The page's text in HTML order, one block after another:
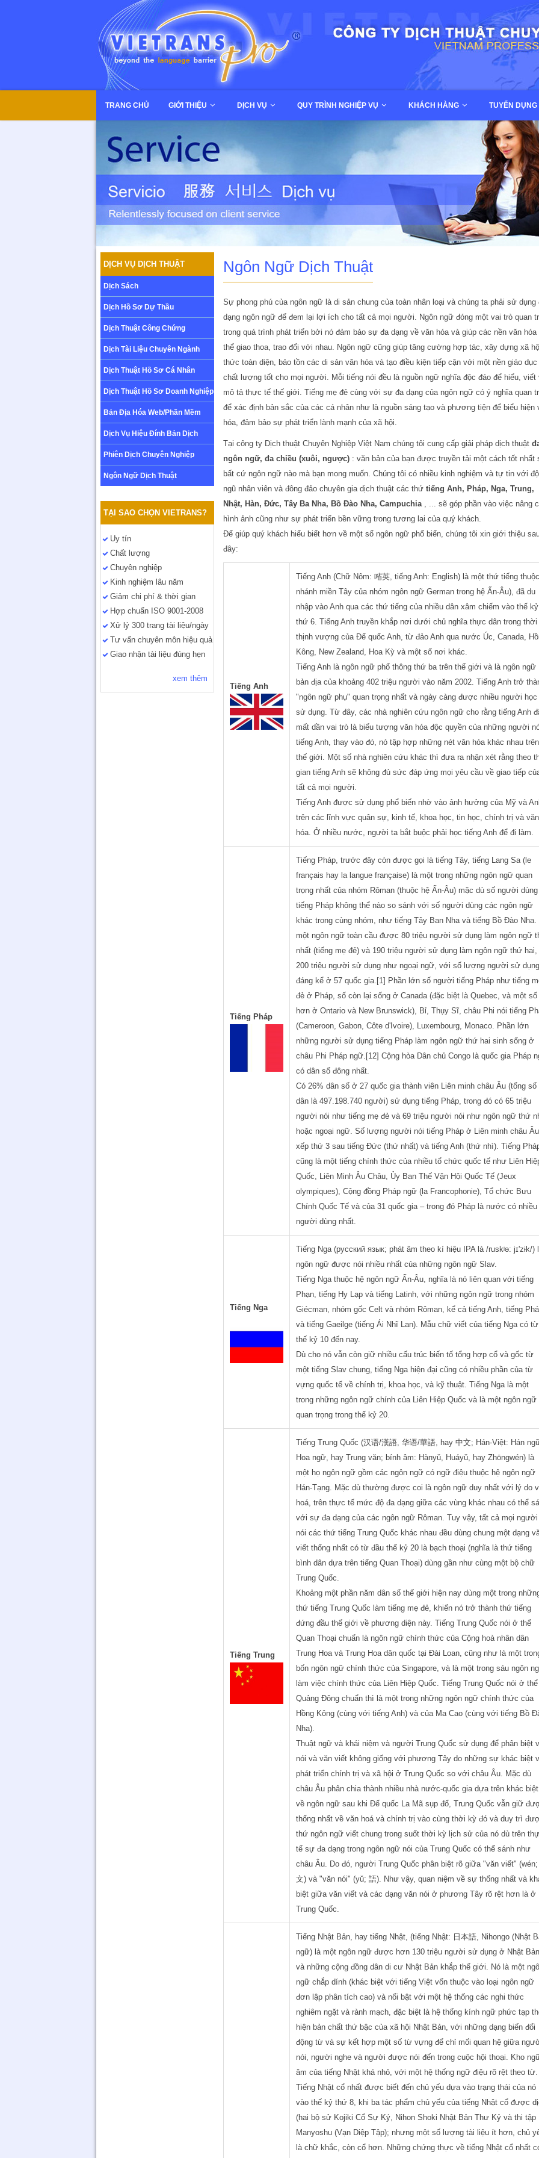
TRANG CHỦ GIỚI THIỆU DỊCH VỤ QUY TRÌNH NGHIỆP VỤ KHÁCH HÀNG TUYỂN DỤNG
DỊCH VỤ DỊCH THUẬT
Dịch Sách
Dịch Hồ Sơ Dự Thầu
Dịch Thuật Công Chứng
Dịch Tài Liệu Chuyên Ngành
Dịch Thuật Hồ Sơ Cá Nhân
Dịch Thuật Hồ Sơ Doanh Nghiệp
Bản Địa Hóa Web/Phần Mềm
Dịch Vụ Hiệu Đính Bản Dịch
Phiên Dịch Chuyên Nghiệp
Ngôn Ngữ Dịch Thuật
TẠI SAO CHỌN VIETRANS?
Uy tín
Chất lượng
Chuyên nghiệp
Kinh nghiệm lâu năm
Giảm chi phí & thời gian
Hợp chuẩn ISO 9001-2008
Xử lý 300 trang tài liệu/ngày
Tư vấn chuyên môn hiệu quả
Giao nhận tài liệu đúng hẹn
xem thêm
Ngôn Ngữ Dịch Thuật
Sự phong phú của ngôn ngữ là di sản chung của toàn nhân loại và chúng ta phải sử dụng
dạng ngôn ngữ để đem lại lợi ích cho tất cả mọi người. Ngôn ngữ đóng một vai trò quan
trong quá trình phát triển bởi nó đảm bảo sự đa dạng về văn hóa và giúp các nền văn hóa
thể giao thoa, trao đổi với nhau. Ngôn ngữ cũng giúp tăng cường hợp tác, xây dựng xã
thức toàn diện, bảo tồn các di sản văn hóa và tạo điều kiện tiếp cận với một nền giáo dục
chất lượng tốt cho mọi người. Mỗi tiếng nói đều là nguồn ngữ nghĩa độc đáo để hiểu, viết
mô tả thực tế thế giới. Tiếng mẹ đẻ cùng với sự đa dạng của ngôn ngữ có ý nghĩa quan
để xác định bản sắc của các cá nhân như là nguồn sáng tạo và phương tiện để biểu hiện
hóa, đảm bảo sự phát triển lành mạnh của xã hội.
Tại công ty Dịch thuật Chuyên Nghiệp Việt Nam chúng tôi cung cấp giải pháp dịch thuật
ngôn ngữ, đa chiều (xuôi, ngược) : văn bản của bạn được truyền tải một cách tốt nhất
bất cứ ngôn ngữ nào mà bạn mong muốn. Chúng tôi có nhiều kinh nghiệm và tự tin với
ngũ nhân viên và đông đảo chuyên gia dịch thuật các thứtiếng Anh, Pháp, Nga, Trung,
Nhật, Hàn, Đức, Tây Ba Nha, Bồ Đào Nha, Campuchia, ... sẽ góp phần vào việc nâng
hình ảnh cũng như sự phát triển bền vững trong tương lai của quý khách.
Để giúp quý khách hiểu biết hơn về một số ngôn ngữ phổ biến, chúng tôi xin giới thiệu
đây:
Tiếng Anh
Tiếng Anh (Chữ Nôm: 㗂英, tiếng Anh: English) là một thứ tiếng thuộc
nhánh miền Tây của nhóm ngôn ngữ German trong hệ Ấn-Âu), đã du
nhập vào Anh qua các thứ tiếng của nhiều dân xâm chiếm vào thế kỷ
thứ 6. Tiếng Anh truyền khắp nơi dưới chủ nghĩa thực dân trong
thịnh vượng của Đế quốc Anh, từ đảo Anh qua nước Úc, Canada,
Kông, New Zealand, Hoa Kỳ và một số nơi khác.
Tiếng Anh là ngôn ngữ phổ thông thứ ba trên thế giới và là ngôn ngữ
bản địa của khoảng 402 triệu người vào năm 2002. Tiếng Anh trở
"ngôn ngữ phụ" quan trọng nhất và ngày càng được nhiều người học
sử dụng. Từ đây, các nhà nghiên cứu ngôn ngữ cho rằng tiếng Anh
mất dần vai trò là biểu tượng văn hóa độc quyền của những người
tiếng Anh, thay vào đó, nó tập hợp những nét văn hóa khác nhau trên
thế giới. Một số nhà nghiên cứu khác thì đưa ra nhận xét rằng theo
gian tiếng Anh sẽ không đủ sức đáp ứng mọi yêu cầu về giao tiếp
tất cả mọi người.
Tiếng Anh được sử dụng phổ biến nhờ vào ảnh hưởng của Mỹ và
trên các lĩnh vực quân sự, kinh tế, khoa học, tin học, chính trị và văn
hóa. Ở nhiều nước, người ta bắt buộc phải học tiếng Anh để đi làm.
Tiếng Pháp
Tiếng Pháp, trước đây còn được gọi là tiếng Tây, tiếng Lang Sa (le
français hay la langue française) là một trong những ngôn ngữ quan
trọng nhất của nhóm Rôman (thuộc hệ Ấn-Âu) mặc dù số người dùng
tiếng Pháp không thể nào so sánh với số người dùng các ngôn ngữ
khác trong cùng nhóm, như tiếng Tây Ban Nha và tiếng Bồ Đào Nha.
một ngôn ngữ toàn cầu được 80 triệu người sử dụng làm ngôn ngữ
nhất (tiếng mẹ đẻ) và 190 triệu người sử dụng làm ngôn ngữ thứ
200 triệu người sử dụng như ngoại ngữ, với số lượng người sử dụng
đáng kể ở 57 quốc gia.[1] Phần lớn số người tiếng Pháp như tiếng
đẻ ở Pháp, số còn lại sống ở Canada (đặc biệt là Quebec, và một
hơn ở Ontario và New Brunswick), Bỉ, Thụy Sĩ, châu Phi nói tiếng
(Cameroon, Gabon, Côte d'Ivoire), Luxembourg, Monaco. Phần lớn
những người sử dụng tiếng Pháp làm ngôn ngữ thứ hai sinh sống ở
châu Phi Pháp ngữ.[12] Cộng hòa Dân chủ Congo là quốc gia Pháp
có dân số đông nhất.
Có 26% dân số ở 27 quốc gia thành viên Liên minh châu Âu (tổng số
dân là 497.198.740 người) sử dụng tiếng Pháp, trong đó có 65 triệu
người nói như tiếng mẹ đẻ và 69 triệu người nói như ngôn ngữ thứ
hoặc ngoại ngữ. Số lượng người nói tiếng Pháp ở Liên minh châu Âu
xếp thứ 3 sau tiếng Đức (thứ nhất) và tiếng Anh (thứ nhì). Tiếng
cũng là một tiếng chính thức của nhiều tổ chức quốc tế như Liên
Quốc, Liên Minh Âu Châu, Ủy Ban Thế Vận Hội Quốc Tế (Jeux
olympiques), Cộng đồng Pháp ngữ (la Francophonie), Tổ chức Bưu
Chính Quốc Tế và của 31 quốc gia – trong đó Pháp là nước có nhiều
người dùng nhất.
Tiếng Nga
Tiếng Nga (русский язык; phát âm theo kí hiệu IPA là /ruskʲə: jɪ'zɨk/)
ngôn ngữ được nói nhiều nhất của những ngôn ngữ Slav.
Tiếng Nga thuộc hệ ngôn ngữ Ấn-Âu, nghĩa là nó liên quan với tiếng
Phạn, tiếng Hy Lạp và tiếng Latinh, với những ngôn ngữ trong nhóm
Giécman, nhóm gốc Celt và nhóm Rôman, kể cả tiếng Anh, tiếng
và tiếng Gaeilge (tiếng Ái Nhĩ Lan). Mẫu chữ viết của tiếng Nga có từ
thế kỷ 10 đến nay.
Dù cho nó vẫn còn giữ nhiều cấu trúc biến tố tổng hợp cổ và gốc từ
một tiếng Slav chung, tiếng Nga hiện đại cũng có nhiều phần của từ
vựng quốc tế về chính trị, khoa học, và kỹ thuật. Tiếng Nga là một
trong những ngôn ngữ chính của Liên Hiệp Quốc và là một ngôn ngữ
quan trọng trong thế kỷ 20.
Tiếng Trung
Tiếng Trung Quốc (汉语/漢語, 华语/華語, hay 中文; Hán-Việt: Hán
Hoa ngữ, hay Trung văn; bính âm: Hànyǔ, Huáyǔ, hay Zhōngwén) là
một họ ngôn ngữ gồm các ngôn ngữ có ngữ điệu thuộc hệ ngôn ngữ
Hán-Tạng. Mặc dù thường được coi là ngôn ngữ duy nhất với lý do
hoá, trên thực tế mức độ đa dạng giữa các vùng khác nhau có thể
với sự đa dạng của các ngôn ngữ Rôman. Tuy vậy, tất cả mọi người
nói các thứ tiếng Trung Quốc khác nhau đều dùng chung một dạng
viết thống nhất có từ đầu thế kỷ 20 là bạch thoại (nghĩa là thứ tiếng
bình dân dựa trên tiếng Quan Thoại) dùng gần như cùng một bộ chữ
Trung Quốc.
Khoảng một phần năm dân số thế giới hiện nay dùng một trong
thứ tiếng Trung Quốc làm tiếng mẹ đẻ, khiến nó trở thành thứ tiếng
đứng đầu thế giới về phương diện này. Tiếng Trung Quốc nói ở thể
Quan Thoại chuẩn là ngôn ngữ chính thức của Cộng hoà nhân dân
Trung Hoa và Trung Hoa dân quốc tại Đài Loan, cũng như là một
bốn ngôn ngữ chính thức của Singapore, và là một trong sáu ngôn
làm việc chính thức của Liên Hiệp Quốc. Tiếng Trung Quốc nói ở thể
Quảng Đông chuẩn thì là một trong những ngôn ngữ chính thức của
Hồng Kông (cùng với tiếng Anh) và của Ma Cao (cùng với tiếng Bồ
Nha).
Thuật ngữ và khái niệm và người Trung Quốc sử dụng để phân biệt
nói và văn viết không giống với phương Tây do những sự khác biệt
phát triển chính trị và xã hội ở Trung Quốc so với châu Âu. Mặc dù
châu Âu phân chia thành nhiều nhà nước-quốc gia dựa trên khác biệt
về ngôn ngữ sau khi Đế quốc La Mã sụp đổ, Trung Quốc vẫn giữ
thống nhất về văn hoá và chính trị vào cùng thời kỳ đó và duy trì
thứ ngôn ngữ viết chung trong suốt thời kỳ lịch sử của nó dù trên
tế sự đa dạng trong ngôn ngữ nói của Trung Quốc có thể sánh như
châu Âu. Do đó, người Trung Quốc phân biệt rõ giữa "văn viết" (wén;
文) và "văn nói" (yǔ; 語). Như vậy, quan niệm về sự thống nhất và
biệt giữa văn viết và các dạng văn nói ở phương Tây rõ rệt hơn là ở
Trung Quốc.
Tiếng Nhật Bản, hay tiếng Nhật, (tiếng Nhật: 日本語, Nihongo (Nhật
ngữ) là một ngôn ngữ được hơn 130 triệu người sử dụng ở Nhật Bản
và những cộng đồng dân di cư Nhật Bản khắp thế giới. Nó là một
ngữ chắp dính (khác biệt với tiếng Việt vốn thuộc vào loại ngôn ngữ
đơn lập phân tích cao) và nổi bật với một hệ thống các nghi thức
nghiêm ngặt và rành mạch, đặc biệt là hệ thống kính ngữ phức tạp
hiện bản chất thứ bậc của xã hội Nhật Bản, với những dạng biến đổi
động từ và sự kết hợp một số từ vựng để chỉ mối quan hệ giữa
nói, người nghe và người được nói đến trong cuộc hội thoại. Kho
âm của tiếng Nhật khá nhỏ, với một hệ thống ngữ điệu rõ rệt theo từ.
Tiếng Nhật cổ nhất được biết đến chủ yếu dựa vào trạng thái của nó
vào thế kỷ thứ 8, khi ba tác phẩm chủ yếu của tiếng Nhật cổ được
(hai bộ sử Kojiki Cổ Sự Ký, Nihon Shoki Nhật Bản Thư Kỷ và thi tập
Manyoshu (Vạn Diệp Tập); nhưng một số lượng tài liệu ít hơn, chủ
là chữ khắc, còn cổ hơn. Những chứng thực về tiếng Nhật cổ nhất
The translations were excellent.
Amazing accuracy.You exceeded my
expectations.
- KPMG International -
Bản dịch chất lượng tốt, dịch
chuyên nghiệp, luôn đúng
chân thành cảm ơn Vietrans
- Nec Solutions Vietnam -